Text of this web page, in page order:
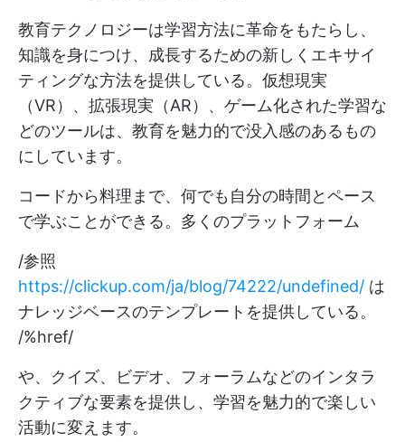
教育テクノロジーは学習方法に革命をもたらし、
知識を身につけ、成長するための新しくエキサイ
ティングな方法を提供している。仮想現実
（VR）、拡張現実（AR）、ゲーム化された学習な
どのツールは、教育を魅力的で没入感のあるもの
にしています。
コードから料理まで、何でも自分の時間とペース
で学ぶことができる。多くのプラットフォーム
/参照
https://clickup.com/ja/blog/74222/undefined/ は
ナレッジベースのテンプレートを提供している。
/%href/
や、クイズ、ビデオ、フォーラムなどのインタラ
クティブな要素を提供し、学習を魅力的で楽しい
活動に変えます。